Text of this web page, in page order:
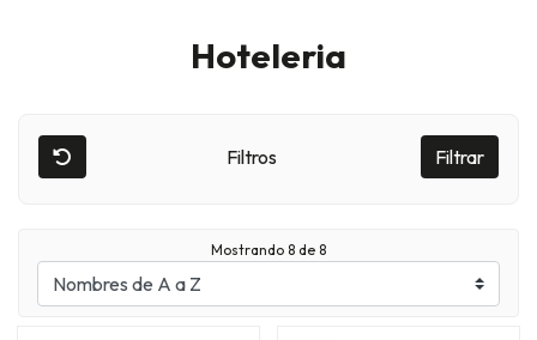
Hoteleria
Filtros Filtrar
Mostrando 8 de 8